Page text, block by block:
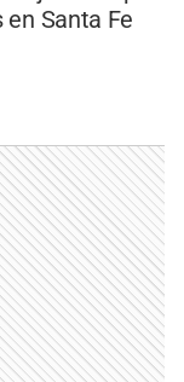
Santa Fe